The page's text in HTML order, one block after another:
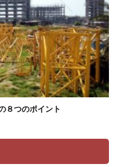
８つのポイント